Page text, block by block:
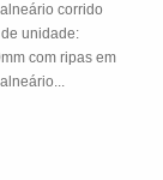
corrido
unidade:
com ripas em